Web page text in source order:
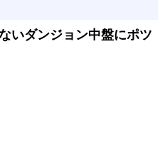
いダンジョン中盤にポツ